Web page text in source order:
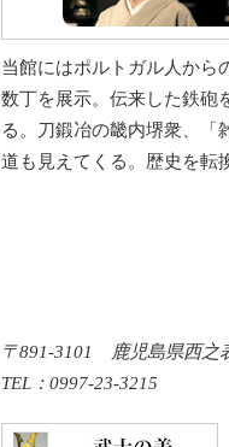
当館にはポルトガル人から
数丁を展示。伝来した鉄砲
る。刀鍛冶の畿内堺衆、「
道も見えてくる。歴史を転
〒891-3101 鹿児島県西之
TEL：0997-23-3215